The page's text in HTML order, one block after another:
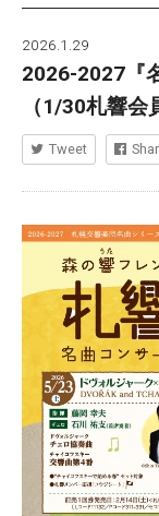
2026.1.29
2026-2027『
（1/30札響会
Tweet